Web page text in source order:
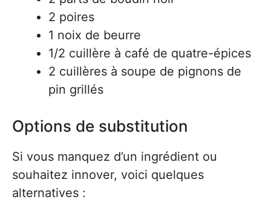
2 poires
1 noix de beurre
1/2 cuillère à café de quatre-épices
2 cuillères à soupe de pignons de
pin grillés
Options de substitution
Si vous manquez d’un ingrédient ou
souhaitez innover, voici quelques
alternatives :